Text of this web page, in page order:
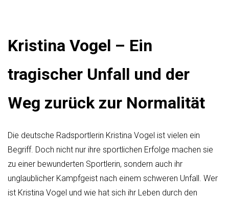
Kristina Vogel – Ein
tragischer Unfall und der
Weg zurück zur Normalität
Die deutsche Radsportlerin Kristina Vogel ist vielen ein
Begriff. Doch nicht nur ihre sportlichen Erfolge machen sie
zu einer bewunderten Sportlerin, sondern auch ihr
unglaublicher Kampfgeist nach einem schweren Unfall. Wer
ist Kristina Vogel und wie hat sich ihr Leben durch den